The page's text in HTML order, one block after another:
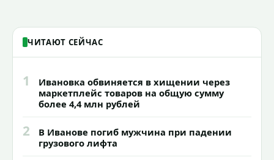
ЧИТАЮТ СЕЙЧАС
1
Ивановка обвиняется в хищении через
маркетплейс товаров на общую сумму
более 4,4 млн рублей
2
В Иванове погиб мужчина при падении
грузового лифта